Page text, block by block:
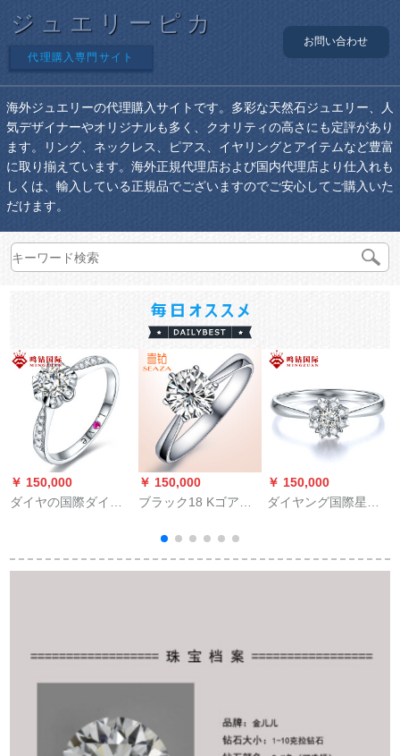
ジュエリーピカ
代理購入専門サイト
お問い合わせ
海外ジュエリーの代理購入サイトです。多彩な天然石ジュエリー、人
気デザイナーやオリジナルも多く、クオリティの高さにも定評があり
ます。リング、ネックレス、ピアス、イヤリングとアイテムなど豊富
に取り揃えています。海外正規代理店および国内代理店より仕入れも
しくは、輸入している正規品でございますのでご安心してご購入いた
だけます。
￥ 150,000
ダイヤの国際ダイヤ
スは女性の指轮に対
￥ 150,000
ブラック18 Kゴアド
见えます。
￥ 150,000
ダイヤング国際星空
輪14号